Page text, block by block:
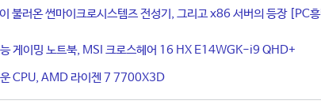
불러온 썬마이크로시스템즈 전성기, 그리고 x86 서버의 등장 [PC
게이밍 노트북, MSI 크로스헤어 16 HX E14WGK-i9 QHD+
운 CPU, AMD 라이젠 7 7700X3D